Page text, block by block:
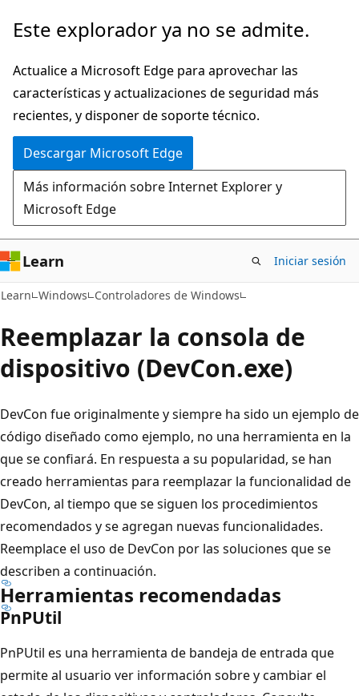
Ir
contenido
principal
Este explorador ya no se admite.
Actualice a Microsoft Edge para aprovechar las
características y actualizaciones de seguridad más
recientes, y disponer de soporte técnico.
Descargar Microsoft Edge
Más información sobre Internet Explorer y
Microsoft Edge
Learn Iniciar sesión
Learn Windows Controladores de Windows
Reemplazar la consola de
dispositivo (DevCon.exe)
DevCon fue originalmente y siempre ha sido un ejemplo de
código diseñado como ejemplo, no una herramienta en la
que se confiará. En respuesta a su popularidad, se han
creado herramientas para reemplazar la funcionalidad de
DevCon, al tiempo que se siguen los procedimientos
recomendados y se agregan nuevas funcionalidades.
Reemplace el uso de DevCon por las soluciones que se
describen a continuación.
Herramientas recomendadas
PnPUtil
PnPUtil es una herramienta de bandeja de entrada que
permite al usuario ver información sobre y cambiar el